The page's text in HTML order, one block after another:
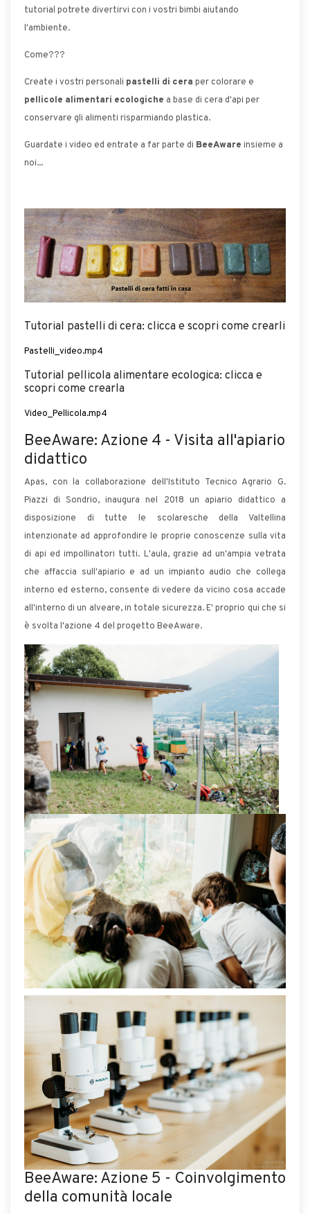
tutorial potrete divertirvi con i vostri bimbi aiutando
l'ambiente.
Come???
Create i vostri personali pastelli di cera per colorare e
pellicole alimentari ecologiche a base di cera d'api per
conservare gli alimenti risparmiando plastica.
Guardate i video ed entrate a far parte di BeeAware insieme a
noi...
Tutorial pastelli di cera: clicca e scopri come crearli
Pastelli_video.mp4
Tutorial pellicola alimentare ecologica: clicca e
scopri come crearla
Video_Pellicola.mp4
BeeAware: Azione 4 - Visita all'apiario
didattico
Apas, con la collaborazione dell'Istituto Tecnico Agrario G.
Piazzi di Sondrio, inaugura nel 2018 un apiario didattico a
disposizione di tutte le scolaresche della Valtellina
intenzionate ad approfondire le proprie conoscenze sulla vita
di api ed impollinatori tutti. L'aula, grazie ad un'ampia vetrata
che affaccia sull'apiario e ad un impianto audio che collega
interno ed esterno, consente di vedere da vicino cosa accade
all'interno di un alveare, in totale sicurezza. E' proprio qui che si
è svolta l'azione 4 del progetto BeeAware.
BeeAware: Azione 5 - Coinvolgimento
della comunità locale